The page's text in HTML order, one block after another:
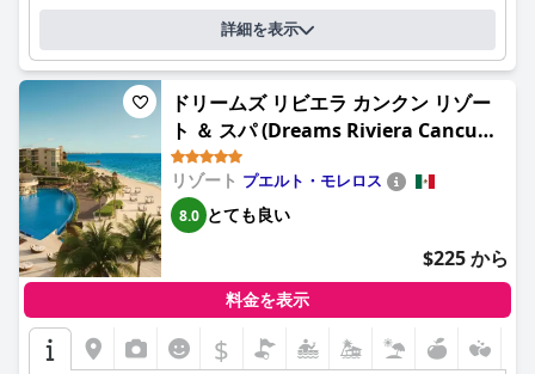
詳細を表示
ドリームズ リビエラ カンクン リゾー
ト ＆ スパ (Dreams Riviera Cancun
Resort & Spa - All Inclusive)
リゾート プエルト・モレロス
8.0 とても良い
$225 から
料金を表示
$